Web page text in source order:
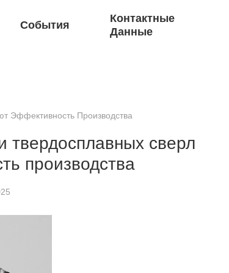
События
Контактные
Данные
Эффективность Производства
твердосплавных сверл
производства